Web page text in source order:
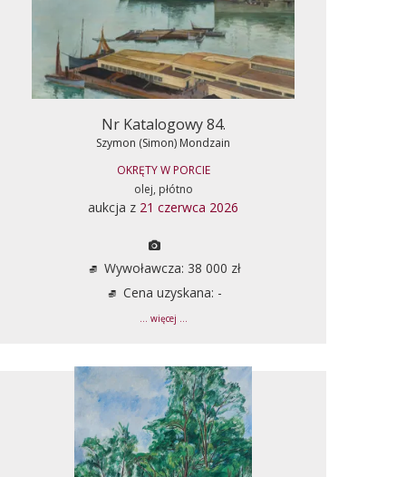
Nr Katalogowy 84.
Szymon (Simon) Mondzain
OKRĘTY W PORCIE
olej, płótno
aukcja z 21 czerwca 2026
Wywoławcza: 38 000 zł
Cena uzyskana: -
... więcej ...